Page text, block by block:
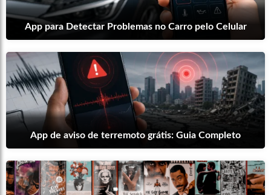
App para Detectar Problemas no Carro pelo Celular
App de aviso de terremoto grátis: Guia Completo